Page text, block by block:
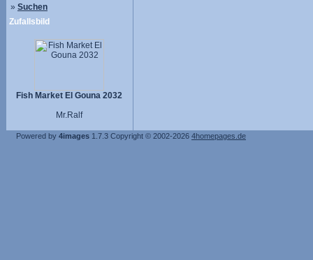
» Suchen
Zufallsbild
Fish Market El Gouna 2032
Mr.Ralf
Powered by 4images 1.7.3 Copyright © 2002-2026 4homepages.de